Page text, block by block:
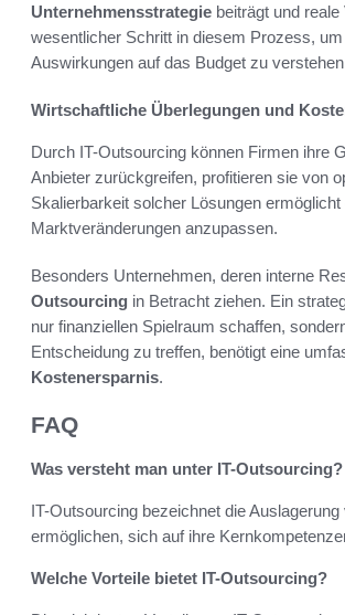
Unternehmensstrategie beiträgt und
wesentlicher Schritt in diesem Prozess,
Auswirkungen auf das Budget zu
Wirtschaftliche Überlegungen und
Durch IT-Outsourcing können Firmen ihre
Anbieter zurückgreifen, profitieren sie von
Skalierbarkeit solcher Lösungen
Marktveränderungen anzupassen.
Besonders Unternehmen, deren interne
Outsourcing in Betracht ziehen. Ein
nur finanziellen Spielraum schaffen,
Entscheidung zu treffen, benötigt eine
Kostenersparnis.
FAQ
Was versteht man unter IT-Outsourcing?
IT-Outsourcing bezeichnet die
ermöglichen, sich auf ihre
Welche Vorteile bietet IT-Outsourcing?